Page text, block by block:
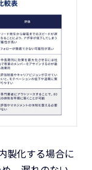
製化する場合に